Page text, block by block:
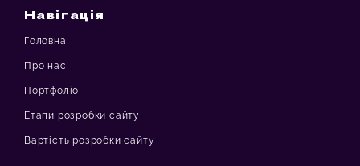
Навігація
Головна
Про нас
Портфоліо
Етапи розробки сайту
Вартість розробки сайту